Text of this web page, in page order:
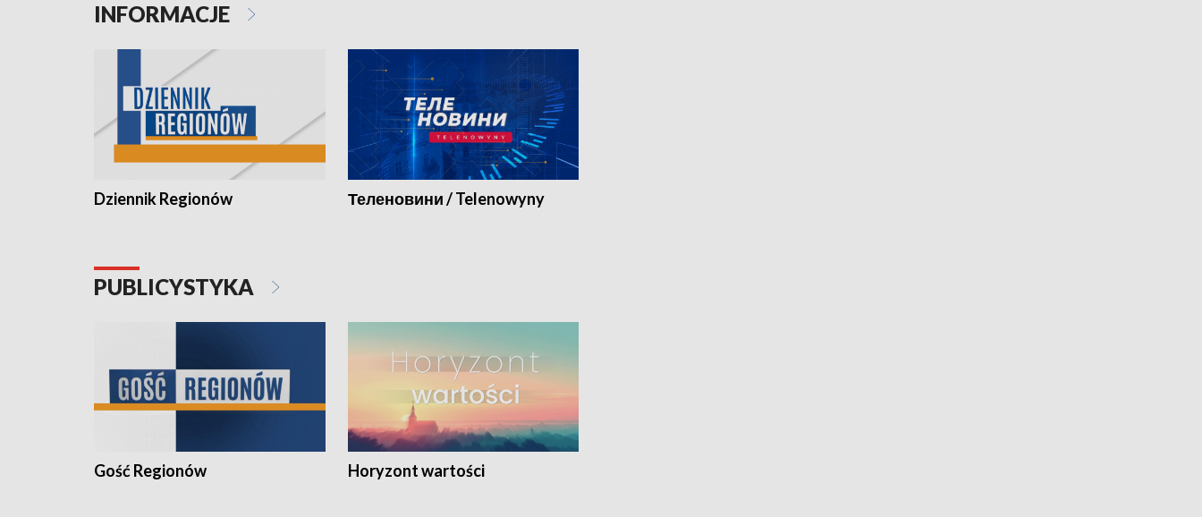
INFORMACJE
Dziennik Regionów Теленовини / Telenowyny
PUBLICYSTYKA
Gość Regionów Horyzont wartości